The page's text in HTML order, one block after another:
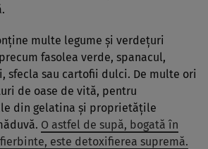
multe legume şi verdeţuri
fasolea verde, spanacul,
sfecla sau cartofii dulci. De multe ori
de oase de vită, pentru
din gelatina şi proprietăţile
O astfel de supă, bogată în
este detoxifierea supremă.